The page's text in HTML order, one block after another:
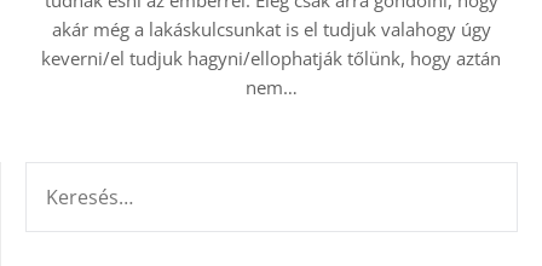
akár még a lakáskulcsunkat is el tudjuk valahogy úgy
keverni/el tudjuk hagyni/ellophatják tőlünk, hogy aztán
nem…